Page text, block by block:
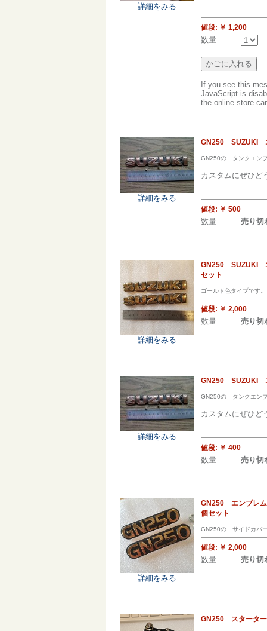
詳細をみる
値段: ￥ 1,200
数量
If you see this
JavaScript is
the online store
詳細をみる
GN250 SUZUKI
GN250の タンクエン
カスタムにぜひど
値段: ￥ 500
数量 売り切
詳細をみる
GN250 SUZUKI
セット
ゴールド色タイプです。
値段: ￥ 2,000
数量 売り切
詳細をみる
GN250 SUZUKI
GN250の タンクエン
カスタムにぜひど
値段: ￥ 400
数量 売り切
詳細をみる
GN250 エンブレ
個セット
GN250の サイドカバ
値段: ￥ 2,000
数量 売り切
GN250 スタータ